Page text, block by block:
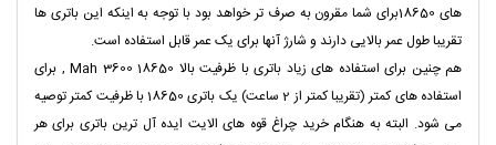
های 18650برای شما مقرون به صرف تر خواهد بود با توجه به اینکه این باتری ها
تقریبا طول عمر بالایی دارند و شارژ آنها برای یک عمر قابل استفاده است.
هم چنین برای استفاده های زیاد باتری با ظرفیت بالا 18650 3600 Mah , برای
استفاده های کمتر (تقریبا کمتر از 2 ساعت) یک باتری 18650 با ظرفیت کمتر توصیه
می شود. البته به هنگام خرید چراغ قوه های الایت ایده آل ترین باتری برای هر